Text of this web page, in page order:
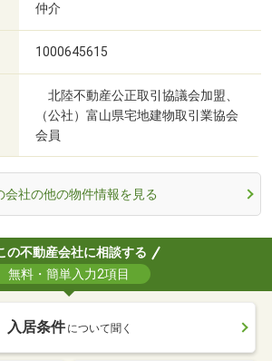
仲介
1000645615
北陸不動産公正取引協議会加盟、
（公社）富山県宅地建物取引業協会
会員
会社の他の物件情報を見る
の不動産会社に相談する
無料・簡単入力2項目
入居条件 について聞く